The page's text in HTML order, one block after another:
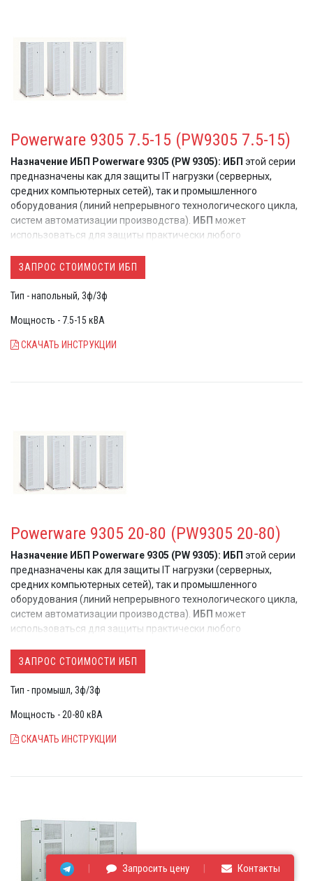
Powerware 9305 7.5-15 (PW9305 7.5-15)
Назначение ИБП Powerware 9305 (PW 9305): ИБП этой серии
предназначены как для защиты IT нагрузки (серверных,
средних компьютерных сетей), так и промышленного
оборудования (линий непрерывного технологического цикла,
систем автоматизации производства). ИБП может
использоваться для защиты практически любого
электропитания в самых сложных условиях эксплуатации
ЗАПРОС СТОИМОСТИ ИБП
Тип - напольный, 3ф/3ф
Мощность - 7.5-15 кВА
СКАЧАТЬ ИНСТРУКЦИИ
Powerware 9305 20-80 (PW9305 20-80)
Назначение ИБП Powerware 9305 (PW 9305): ИБП этой серии
предназначены как для защиты IT нагрузки (серверных,
средних компьютерных сетей), так и промышленного
оборудования (линий непрерывного технологического цикла,
систем автоматизации производства). ИБП может
использоваться для защиты практически любого
электропитания в самых сложных условиях эксплуатации
ЗАПРОС СТОИМОСТИ ИБП
Тип - промышл, 3ф/3ф
Мощность - 20-80 кВА
СКАЧАТЬ ИНСТРУКЦИИ
Запросить цену Контакты